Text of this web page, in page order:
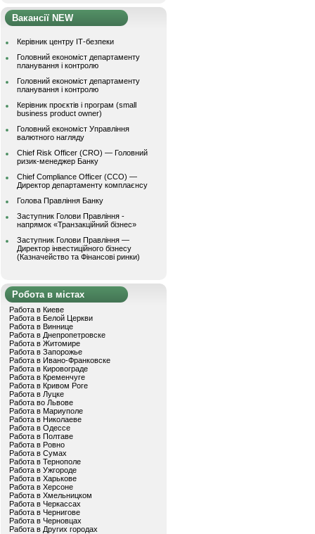
Вакансії NEW
Керівник центру ІТ-безпеки
Головний економіст департаменту
планування і контролю
Головний економіст департаменту
планування і контролю
Керівник проєктів і програм (small
business product owner)
Головний економіст Управління
валютного нагляду
Chief Risk Officer (CRO) — Головний
ризик-менеджер Банку
Chief Compliance Officer (CCO) —
Директор департаменту комплаєнсу
Голова Правління Банку
Заступник Голови Правління -
напрямок «Транзакційний бізнес»
Заступник Голови Правління —
Директор інвестиційного бізнесу
(Казначейство та Фінансові ринки)
Робота в містах
Работа в Киеве
Работа в Белой Церкви
Работа в Виннице
Работа в Днепропетровске
Работа в Житомире
Работа в Запорожье
Работа в Ивано-Франковске
Работа в Кировограде
Работа в Кременчуге
Работа в Кривом Роге
Работа в Луцке
Работа во Львове
Работа в Мариуполе
Работа в Николаеве
Работа в Одессе
Работа в Полтаве
Работа в Ровно
Работа в Сумах
Работа в Тернополе
Работа в Ужгороде
Работа в Харькове
Работа в Херсоне
Работа в Хмельницком
Работа в Черкассах
Работа в Чернигове
Работа в Черновцах
Работа в Других городах